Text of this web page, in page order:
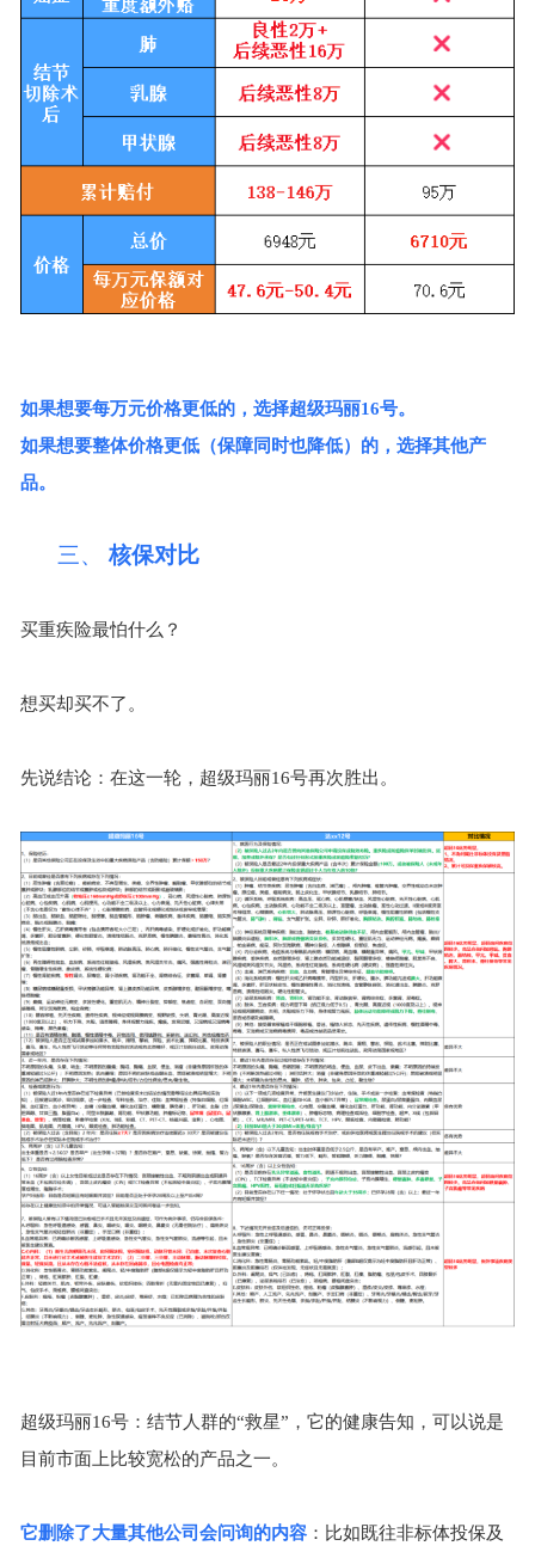
如果想要每万元价格更低的，选择超级玛丽16号。
如果想要整体价格更低（保障同时也降低）的，选择其他产
品。
三、核保对比
买重疾险最怕什么？
想买却买不了。
先说结论：在这一轮，超级玛丽16号再次胜出。
超级玛丽16号：结节人群的“救星”，它的健康告知，可以说是
目前市面上比较宽松的产品之一。
它删除了大量其他公司会问询的内容：比如既往非标体投保及